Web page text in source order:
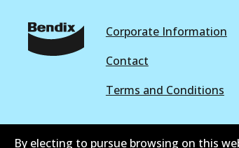
Corporate Information
Contact
Terms and Conditions
By electing to pursue browsing on this